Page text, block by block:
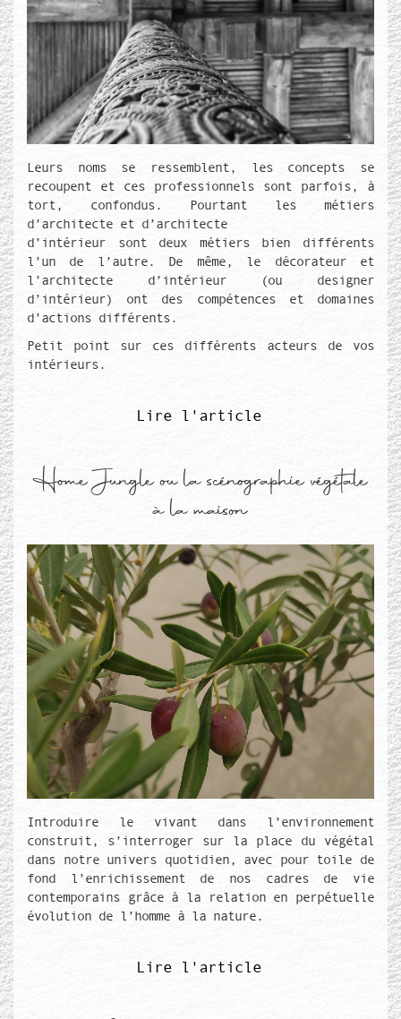
Texte de couverture
Leurs noms se ressemblent, les concepts se
recoupent et ces professionnels sont parfois, à
tort, confondus. Pourtant les métiers
d’architecte et d’architecte
d’intérieur sont deux métiers bien différents
l’un de l’autre. De même, le décorateur et
l’architecte d’intérieur (ou designer
d’intérieur) ont des compétences et domaines
d’actions différents.
Petit point sur ces différents acteurs de vos
intérieurs.
Lire l'article
Home Jungle ou la scénographie végétale
à la maison
Média de couverture
Texte de couverture
Introduire le vivant dans l’environnement
construit, s’interroger sur la place du végétal
dans notre univers quotidien, avec pour toile de
fond l’enrichissement de nos cadres de vie
contemporains grâce à la relation en perpétuelle
évolution de l’homme à la nature.
Lire l'article